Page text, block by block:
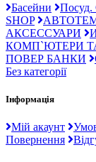
Басейни Посуд.
SHOP
АКСЕССУАРИ
КОМП`ЮТЕРИ
ПОВЕР БАНКИ
Без категорії
Інформація
Мій акаунт
Повернення